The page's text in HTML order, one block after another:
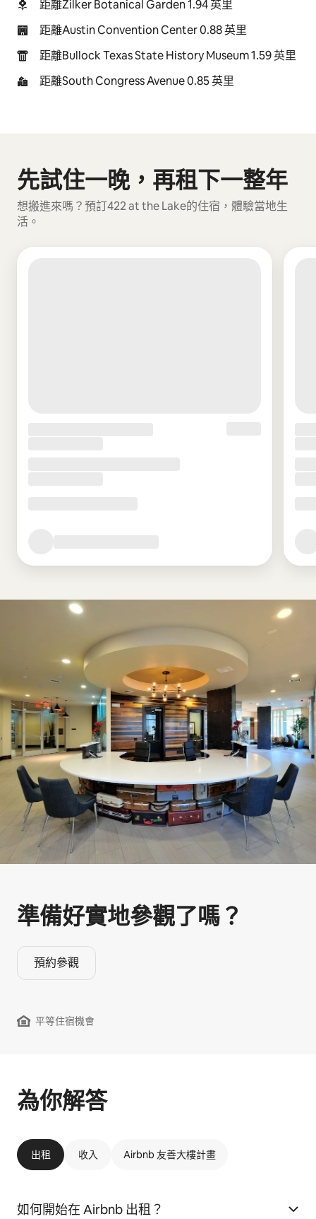
距離Zilker Botanical Garden 1.94 英里
距離Austin Convention Center 0.88 英里
距離Bullock Texas State History Museum 1.59 英里
距離South Congress Avenue 0.85 英里
先試住一晚，再租下一整年
想搬進來嗎？預訂422 at the Lake的住宿，體驗當地生
活。
顯示 0 項，共 0 項
準備好實地參觀⁠了⁠嗎⁠？
預約參觀
平等住宿機會
為你解答
出租 收入 Airbnb 友善大樓計畫
如何開始在 Airbnb 出租？